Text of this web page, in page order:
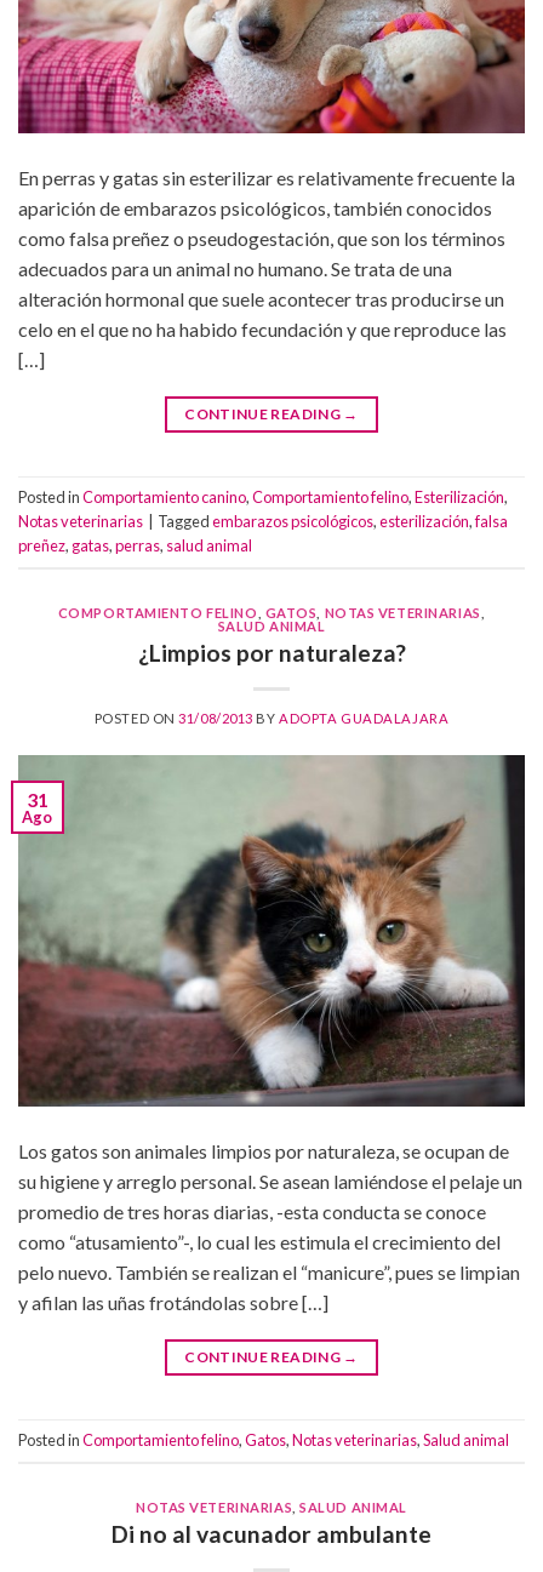
En perras y gatas sin esterilizar es relativamente frecuente la
aparición de embarazos psicológicos, también conocidos
como falsa preñez o pseudogestación, que son los términos
adecuados para un animal no humano. Se trata de una
alteración hormonal que suele acontecer tras producirse un
celo en el que no ha habido fecundación y que reproduce las
[…]
CONTINUE READING →
Posted inComportamiento canino,Comportamiento felino,Esterilización,
Notas veterinarias
Taggedembarazos psicológicos,esterilización,falsa
preñez, gatas,perras, salud animal
COMPORTAMIENTO FELINO GATOS NOTAS VETERINARIAS
SALUD ANIMAL
¿Limpios por naturaleza?
POSTED ON31/08/2013 BYADOPTA GUADALAJARA
31
Ago
Los gatos son animales limpios por naturaleza, se ocupan de
su higiene y arreglo personal. Se asean lamiéndose el pelaje un
promedio de tres horas diarias, -esta conducta se conoce
como “atusamiento”-, lo cual les estimula el crecimiento del
pelo nuevo. También se realizan el “manicure”, pues se limpian
y afilan las uñas frotándolas sobre […]
CONTINUE READING →
Posted inComportamiento felino,Gatos,Notas veterinarias,Salud animal
NOTAS VETERINARIAS ,SALUD ANIMAL
Di no al vacunador ambulante